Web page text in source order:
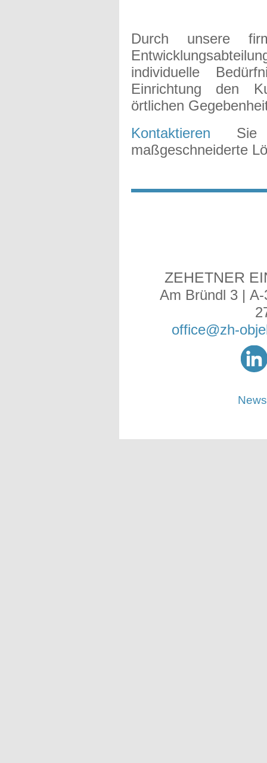
Durch unsere
individuelle
Einrichtung den
örtlichen
Kontaktieren Sie
maßgeschneiderte
ZEHETNER
Am Bründl 3 |
office@zh-